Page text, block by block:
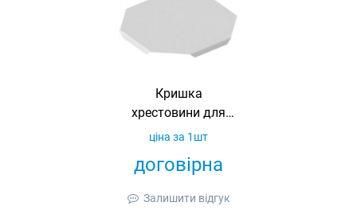
Кришка
хрестовини для
лотка 250
договірна
ціна за 1шт
Залишити відгук